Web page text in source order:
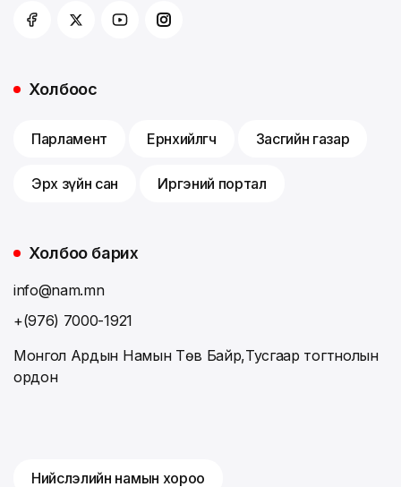
Холбоос
Парламент Ерөнхийлөгч Засгийн газар
Эрх зүйн сан Иргэний портал
Холбоо барих
info@nam.mn
+(976) 7000-1921
Монгол Ардын Намын Төв Байр,Тусгаар тогтнолын
ордон
Нийслэлийн намын хороо